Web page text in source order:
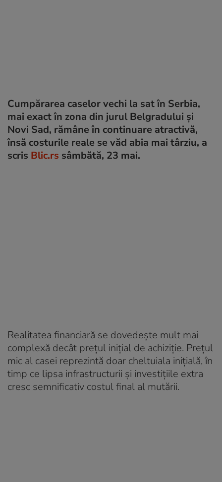
Cumpărarea caselor vechi la sat în Serbia,
mai exact în zona din jurul Belgradului și
Novi Sad, rămâne în continuare atractivă,
însă costurile reale se văd abia mai târziu, a
scris Blic.rs sâmbătă, 23 mai.
Realitatea financiară se dovedește mult mai
complexă decât prețul inițial de achiziție. Prețul
mic al casei reprezintă doar cheltuiala inițială, în
timp ce lipsa infrastructurii și investițiile extra
cresc semnificativ costul final al mutării.